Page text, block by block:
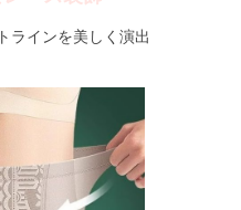
ラインを美しく演出